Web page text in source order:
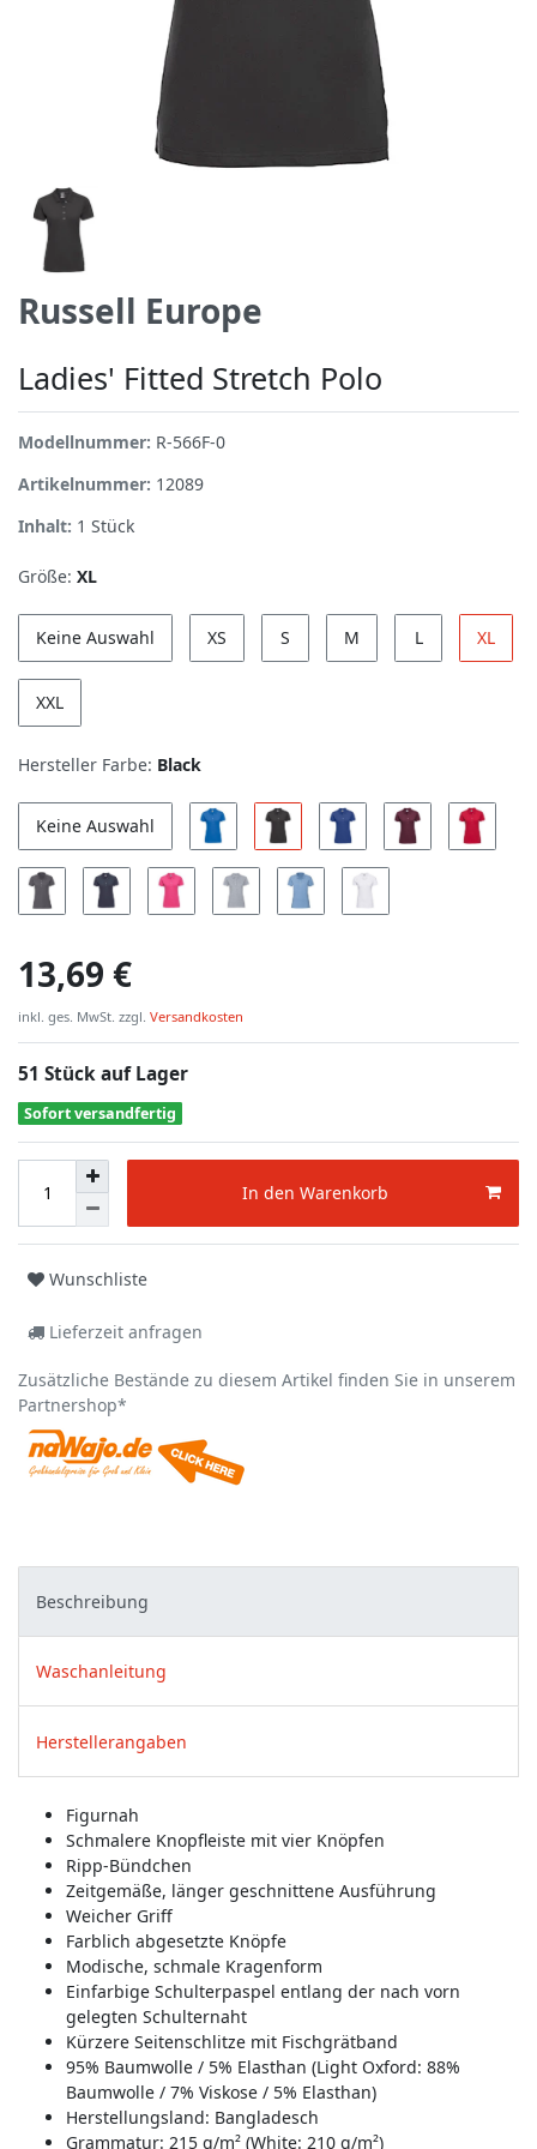
Russell Europe
Ladies' Fitted Stretch Polo
Modellnummer: R-566F-0
Artikelnummer: 12089
Inhalt: 1 Stück
Größe: XL
Keine Auswahl XS S M L XL
XXL
Hersteller Farbe: Black
Keine Auswahl
13,69 €
inkl. ges. MwSt. zzgl. Versandkosten
51 Stück auf Lager
Sofort versandfertig
In den Warenkorb
Wunschliste
Lieferzeit anfragen
Zusätzliche Bestände zu diesem Artikel finden Sie in unserem
Partnershop*
Beschreibung
Waschanleitung
Herstellerangaben
Figurnah
Schmalere Knopfleiste mit vier Knöpfen
Ripp-Bündchen
Zeitgemäße, länger geschnittene Ausführung
Weicher Griff
Farblich abgesetzte Knöpfe
Modische, schmale Kragenform
Einfarbige Schulterpaspel entlang der nach vorn
gelegten Schulternaht
Kürzere Seitenschlitze mit Fischgrätband
95% Baumwolle / 5% Elasthan (Light Oxford: 88%
Baumwolle / 7% Viskose / 5% Elasthan)
Herstellungsland: Bangladesch
Grammatur: 215 g/m² (White: 210 g/m²)